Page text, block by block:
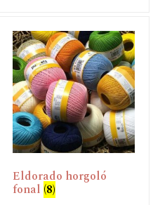
Eldorado horgoló
fonal (8)